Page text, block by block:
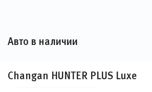
Авто в наличии
Changan HUNTER PLUS Luxe